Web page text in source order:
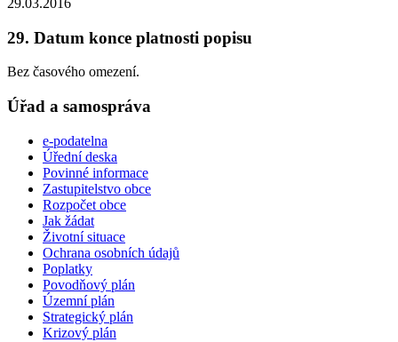
29.03.2016
29. Datum konce platnosti popisu
Bez časového omezení.
Úřad a samospráva
e-podatelna
Úřední deska
Povinné informace
Zastupitelstvo obce
Rozpočet obce
Jak žádat
Životní situace
Ochrana osobních údajů
Poplatky
Povodňový plán
Územní plán
Strategický plán
Krizový plán